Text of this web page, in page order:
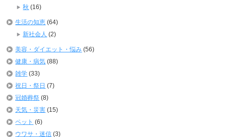
秋 (16)
生活の知恵 (64)
新社会人 (2)
美容・ダイエット・悩み (56)
健康・病気 (88)
雑学 (33)
祝日・祭日 (7)
冠婚葬祭 (8)
天気・災害 (15)
ペット (6)
ウワサ・迷信 (3)